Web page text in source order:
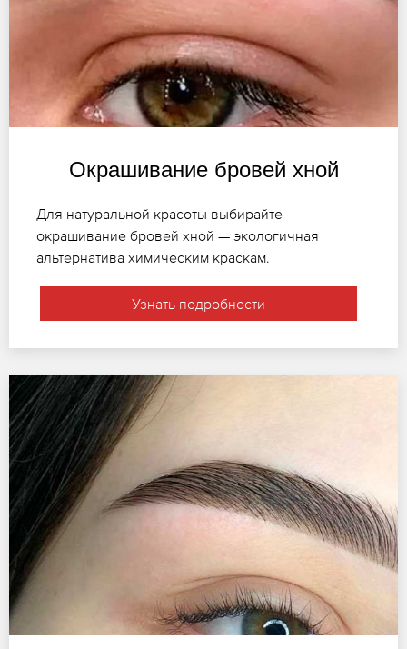
Окрашивание бровей хной
Для натуральной красоты выбирайте
окрашивание бровей хной — экологичная
альтернатива химическим краскам.
Узнать подробности